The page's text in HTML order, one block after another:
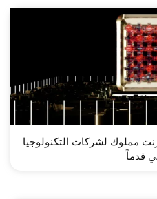
مملوك لشركات التكنولوجيا
قدماً